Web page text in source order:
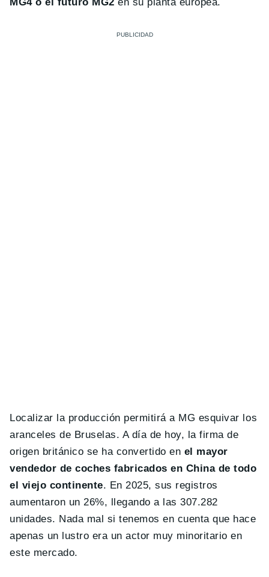
Localizar la producción permitirá a MG esquivar los
aranceles de Bruselas. A día de hoy, la firma de
origen británico se ha convertido en el mayor
vendedor de coches fabricados en China de todo
el viejo continente. En 2025, sus registros
aumentaron un 26%, llegando a las 307.282
unidades. Nada mal si tenemos en cuenta que hace
apenas un lustro era un actor muy minoritario en
este mercado.